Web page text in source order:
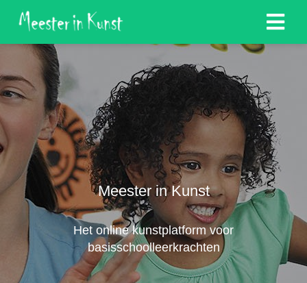
Meester in Kunst
Het online kunstplatform voor
basisschoolleerkrachten